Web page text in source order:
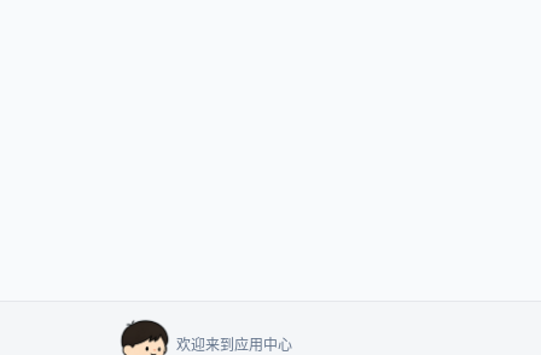
欢迎来到应用中心